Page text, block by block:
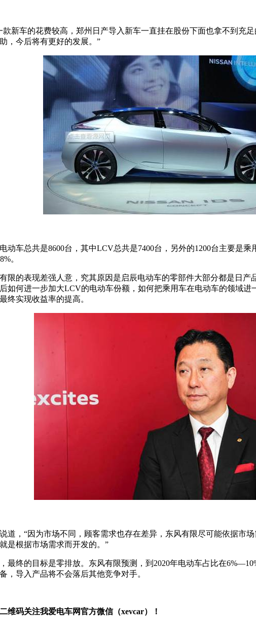
新车的花费较高，郑州日产导入新车一直挂在股份下面也拿不到充
，今后将有更好的发展。”
动车总共是8600台，其中LCV总共是7400台，另外的1200台主要是
。
限的表现差强人意，究其原因是启辰电动车的零部件大部分都是日
如何进一步加大LCV的电动车份额，如何把乘用车在电动车的领域
终实现收益率的提高。
道，“因为市场不同，顾客需求也存在差异，东风有限尽可能依据市
是根据市场需求而开发的。”
最终的目标是零排放。东风有限预测，到2020年电动车占比在
，导入产品将不会落后其他竞争对手。
维码关注我爱电车网官方微信（xevcar）！